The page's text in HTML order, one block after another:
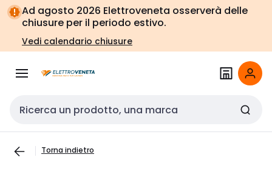
Vai alla
navigazione
Vai
alla
pagina
Ad agosto 2026 Elettroveneta osserverà delle
chiusure per il periodo estivo.
Vedi calendario chiusure
Cerca input
Torna indietro